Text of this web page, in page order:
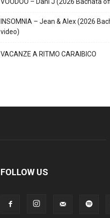
VOODOO – Dani J (2026 Bachata
INSOMNIA – Jean & Alex (2026
video)
VACANZE A RITMO CARAIBICO
FOLLOW US